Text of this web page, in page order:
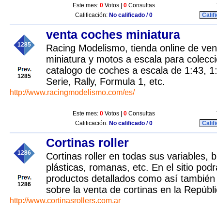
Este mes: 0 Votos | 0 Consultas
Calificación: No calificado / 0
1285
1285
venta coches miniatura
Racing Modelismo, tienda online de
miniatura y motos a escala para
catalogo de coches a escala de 1:43,
Serie, Rally, Formula 1, etc.
http://www.racingmodelismo.com/es/
Este mes: 0 Votos | 0 Consultas
Calificación: No calificado / 0
1286
1286
Cortinas roller
Cortinas roller en todas sus variables,
plásticas, romanas, etc. En el sitio
productos detallados como así
sobre la venta de cortinas en la
http://www.cortinasrollers.com.ar